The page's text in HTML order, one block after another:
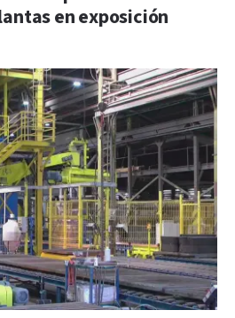
en exposición